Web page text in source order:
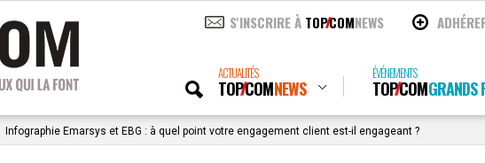
S'INSCRIRE À TOPCOMNEWS
ACTUALITÉS
TOPCOMNEWS
ÉVÉNEMENTS
TOPCOMGRANDS
Infographie Emarsys et EBG : à quel point votre engagement client est-il engageant ?